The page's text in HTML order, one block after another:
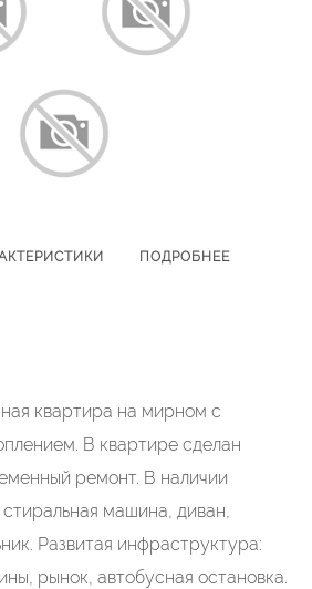
ПОДРОБНЕЕ
квартира на мирном с
В квартире сделан
ремонт. В наличии
машина, диван,
Развитая инфраструктура:
рынок, автобусная остановка.